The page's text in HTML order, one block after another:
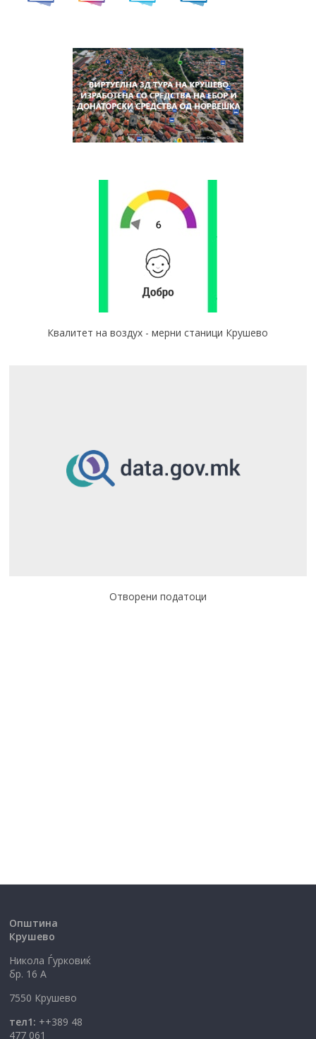
Квалитет на воздух - мерни станици Крушево
Отворени податоци
Општина
Крушево
Никола Ѓурковиќ
бр. 16 А
7550 Крушево
тел1: ++389 48
477 061